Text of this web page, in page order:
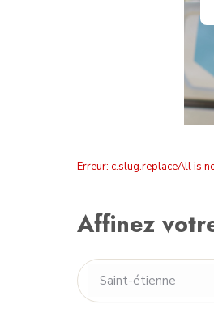
Erreur: c.slug.replaceAll is
Affinez